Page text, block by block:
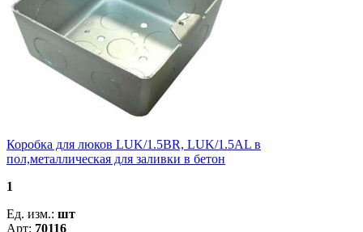
Коробка для люков LUK/1.5BR, LUK/1.5AL в
пол,металлическая для заливки в бетон
1
Ед. изм.: шт
Арт: 70116